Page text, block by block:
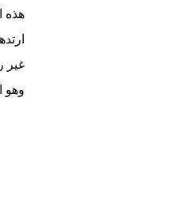
هذه
غير
وهو